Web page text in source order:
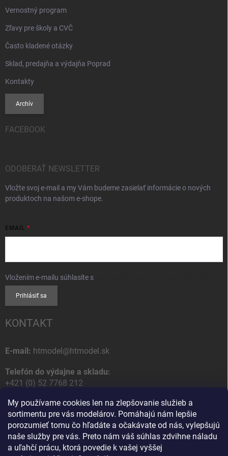
My používame cookies len na zlepšovanie služieb a
sortimentu pre vás modelárov. Pomáhajú nám lepšie
porozumieť tomu čo hľadáte a očakávate od nás, vylepšujú
naše služby pre vás. Preto nám váš súhlas zdvihne náladu
a uľahčí prácu, ktorá povedie k vašej vyššej
Vernostný program
Zľavy pre školy a CVČ
Často kladené otázky
Sklad, predajňa a výdajňa Poprad
Kontakty
Archív
FACEBOOK
ODOBERAŤ NEWSLETTER
Vložte svoj e-mail a my Vám budeme zasielať informácie o nových
produktoch na našom e-shope.
EMAIL
Vložením e-mailu súhlasíte s
Prihlásiť sa
KONTAKT
E-mail: htmodel@htmodel.sk
Telefón do výdajne a skladu:
+421 (0) 52 7768 212
Poštová / Odberná adresa:
HT model
Na letisko 49
058 01 Poprad
Slovenská Republika